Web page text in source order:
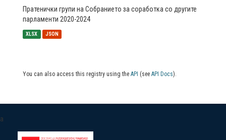
Пратенички групи на Собранието за соработка со другите
парламенти 2020-2024
XLSX JSON
You can also access this registry using the API (see API Docs).
a